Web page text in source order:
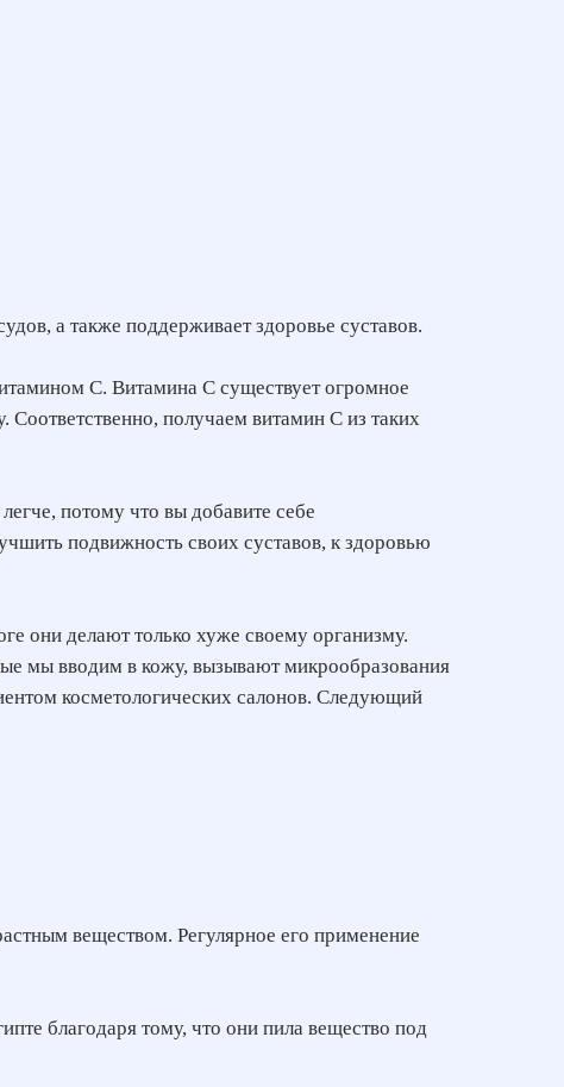
а также поддерживает здоровье суставов.
С. Витамина С существует огромное
Соответственно, получаем витамин С из таких
потому что вы добавите себе
подвижность своих суставов, к здоровью
они делают только хуже своему организму.
мы вводим в кожу, вызывают микрообразования
косметологических салонов. Следующий
веществом. Регулярное его применение
благодаря тому, что они пила вещество под